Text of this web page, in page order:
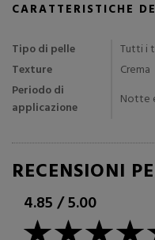
CARATTERISTICHE
Tipo di pelle
Tutti i
Texture
Crema
Periodo di
applicazione
Notte
RECENSIONI
4.85/5.00